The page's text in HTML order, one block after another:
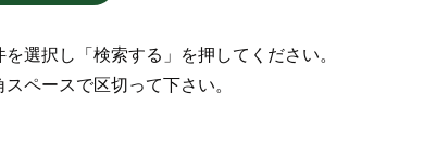
選択し「検索する」を押してください。
ペースで区切って下さい。